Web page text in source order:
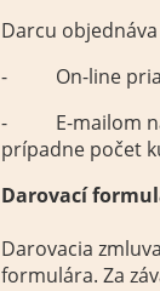
Darcu
- On-line
- E-mailom na
prípadne počet
Darovací
Darovacia
formulára. Za